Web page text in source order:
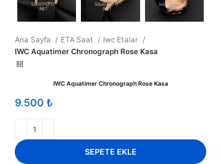
Ana Sayfa ETA Saat
Iwc Etalar
IWC Aquatimer Chronograph Rose Kasa
IWC Aquatimer Chronograph Rose Kasa
₺
SEPETE EKLE